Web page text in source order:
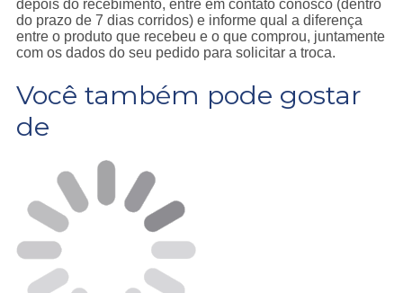
depois do recebimento, entre em contato conosco (dentro
do prazo de 7 dias corridos) e informe qual a diferença
entre o produto que recebeu e o que comprou, juntamente
com os dados do seu pedido para solicitar a troca.
Você também pode gostar
de